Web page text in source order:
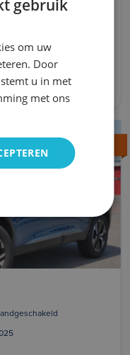
Vanaf 499 per maand
gebruik
om uw
Door
u in met
met ons